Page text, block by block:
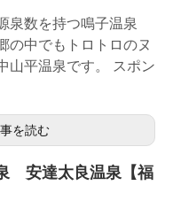
泉数を持つ鳴子温泉
の中でもトロトロのヌ
山平温泉です。 スポン
を読む
安達太良温泉【福